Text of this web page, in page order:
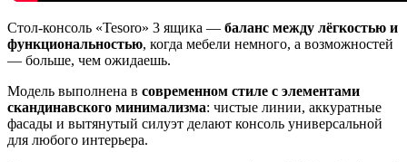
Стол-консоль «Tesoro» 3 ящика — баланс между лёгкостью и
функциональностью, когда мебели немного, а возможностей
— больше, чем ожидаешь.
Модель выполнена в современном стиле с элементами
скандинавского минимализма: чистые линии, аккуратные
фасады и вытянутый силуэт делают консоль универсальной
для любого интерьера.